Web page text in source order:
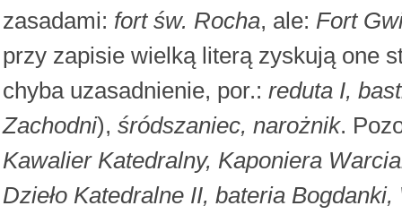
zasadami: fort św. Rocha, ale: Fort
przy zapisie wielką literą zyskują one
chyba uzasadnienie, por.: reduta I,
Zachodni), śródszaniec, narożnik.
Kawalier Katedralny, Kaponiera
Dzieło Katedralne II, bateria